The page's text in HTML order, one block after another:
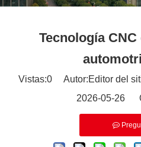
Tecnología
Vistas:0 Autor:Editor del
2026-05-26